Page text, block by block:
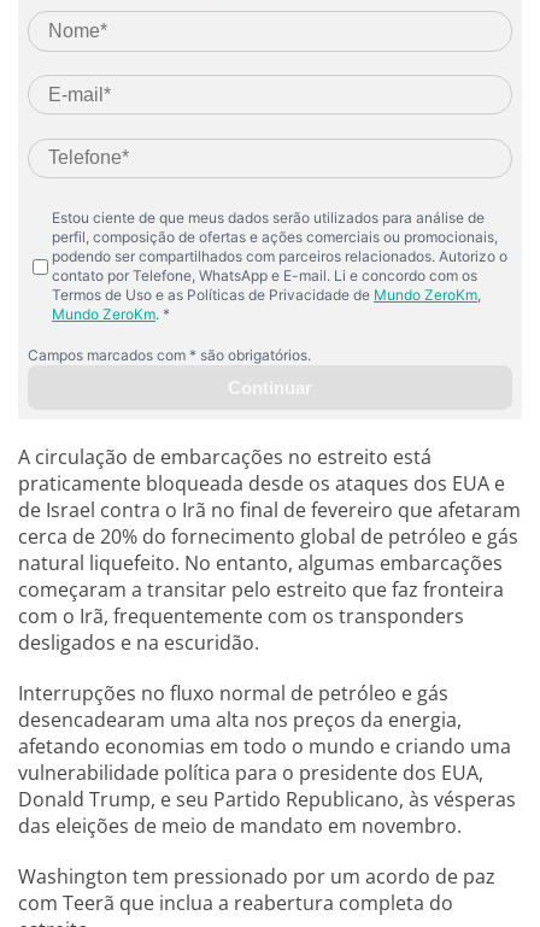
A circulação de embarcações no estreito está
praticamente bloqueada desde os ataques dos EUA e
de Israel contra o Irã no final de fevereiro que afetaram
cerca de 20% do fornecimento global de petróleo e gás
natural liquefeito. No entanto, algumas embarcações
começaram a transitar pelo estreito que faz fronteira
com o Irã, frequentemente com os transponders
desligados e na escuridão.
Interrupções no fluxo normal de petróleo e gás
desencadearam uma alta nos preços da energia,
afetando economias em todo o mundo e criando uma
vulnerabilidade política para o presidente dos EUA,
Donald Trump, e seu Partido Republicano, às vésperas
das eleições de meio de mandato em novembro.
Washington tem pressionado por um acordo de paz
com Teerã que inclua a reabertura completa do